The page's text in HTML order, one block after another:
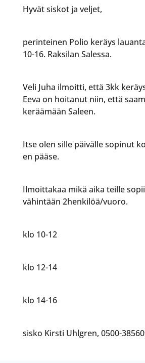
Hyvät siskot ja veljet,
perinteinen Polio keräys
10-16. Raksilan Salessa.
Veli Juha ilmoitti, että 3kk
Eeva on hoitanut niin, että
keräämään Saleen.
Itse olen sille päivälle sopinut
en pääse.
Ilmoittakaa mikä aika teille
vähintään 2henkilöä/vuoro.
klo 10-12
klo 12-14
klo 14-16
sisko Kirsti Uhlgren, 0500-